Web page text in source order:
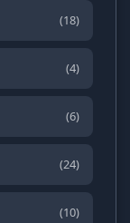
(18)
(4)
(6)
(24)
(10)